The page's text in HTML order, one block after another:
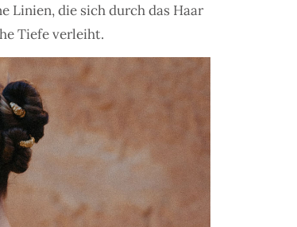
Linien, die sich durch das Haar
Tiefe verleiht.